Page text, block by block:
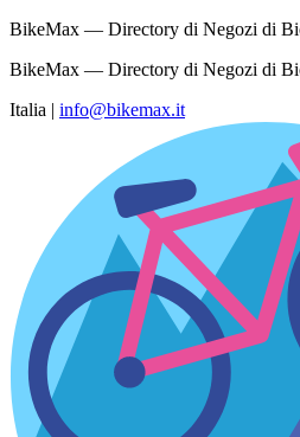
BikeMax — Directory di Negozi di
BikeMax — Directory di Negozi di
Italia | info@bikemax.it